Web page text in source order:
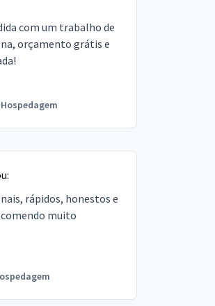
com um trabalho de
orçamento grátis e
Hospedagem
rápidos, honestos e
muito